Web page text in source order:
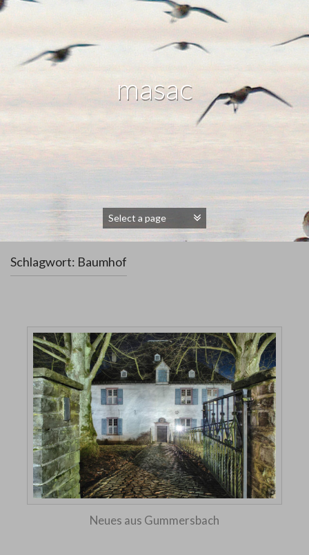
masac
Schlagwort: Baumhof
Neues aus Gummersbach